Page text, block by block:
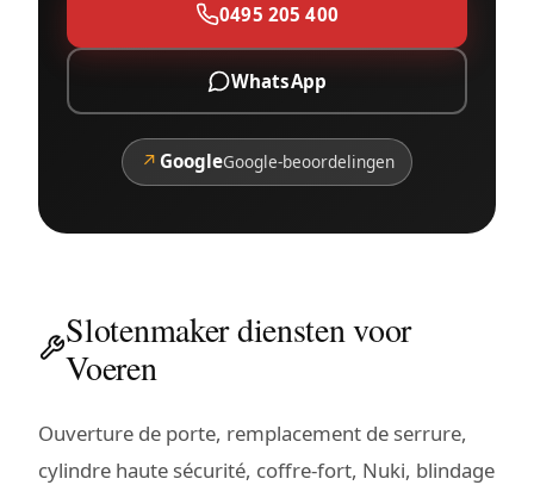
0495 205 400
WhatsApp
↗ GoogleGoogle-beoordelingen
Slotenmaker diensten voor
Voeren
Ouverture de porte, remplacement de serrure,
cylindre haute sécurité, coffre-fort, Nuki, blindage